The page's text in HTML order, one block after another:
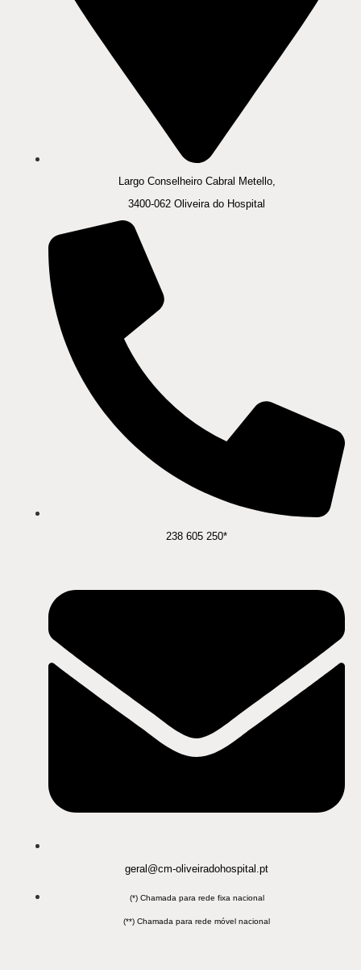
Largo Conselheiro Cabral Metello,
3400-062 Oliveira do Hospital
238 605 250*
geral@cm-oliveiradohospital.pt
(*) Chamada para rede fixa nacional
(**) Chamada para rede móvel nacional